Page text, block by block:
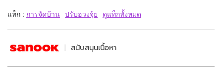
แท็ก : การจัดบ้าน ปรับฮวงจุ้ย ดูแท็กทั้งหมด
สนับสนุนเนื้อหา